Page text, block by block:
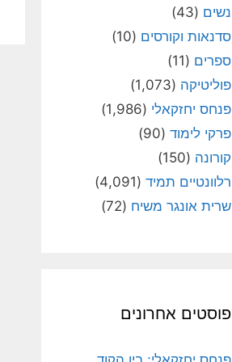
נשים (43)
סדנאות וקורסים (10)
ספרים (11)
פוליטיקה (1,073)
פנחס יחזקאלי (1,986)
פרקי לימוד (90)
קורונה (150)
רלוונטיים תמיד (4,091)
שרית אונגר משיח (72)
פוסטים אחרונים